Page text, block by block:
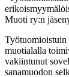
Muoti ry:n
Työtuomioistuin
muotialalla
vakiintunut
sanamuodon